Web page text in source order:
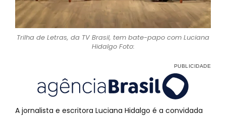
Trilha de Letras, da TV Brasil, tem bate-papo com Luciana
Hidalgo Foto:
A jornalista e escritora Luciana Hidalgo é a convidada